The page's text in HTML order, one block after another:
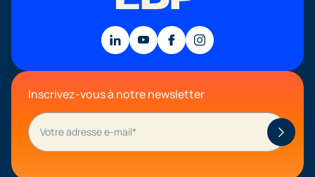
Inscrivez-vous à notre newsletter